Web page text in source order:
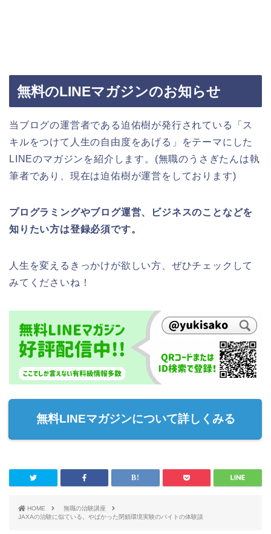
無料のLINEマガジンのお知らせ
当ブログの運営者である迫佑樹が発行されている「ス
キルをつけて人生の自由度をあげる」をテーマにした
LINEのマガジンを紹介します。(無職のうさぎたんは執
筆者であり、現在は迫佑樹が運営をしております)
プログラミングやブログ運営、ビジネスのことなどを
知りたい方は登録必須です。
人生を変えるきっかけが欲しい方、ぜひチェックして
みてくださいね！
無料LINEマガジンについて詳しくみる
HOME
無職の治験講座
JAXAの治験に似ている。やばかった閉鎖環境実験のバイトの体験談